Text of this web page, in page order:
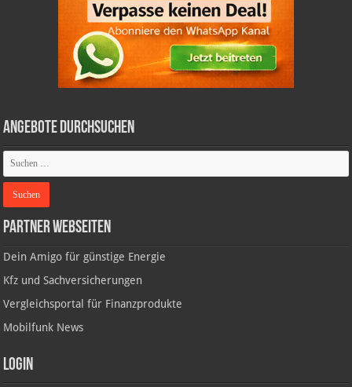
Angebote durchsuchen
Partner Webseiten
Dein Amigo für günstige Energie
Kfz und Sachversicherungen
Vergleichsportal für Finanzprodukte
Mobilfunk News
Login